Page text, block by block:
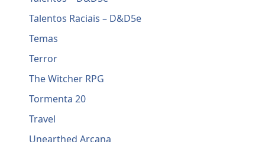
Talentos Raciais – D&D5e
Temas
Terror
The Witcher RPG
Tormenta 20
Travel
Unearthed Arcana